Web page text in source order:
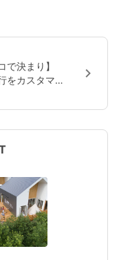
で決まり】
をカスタマイ